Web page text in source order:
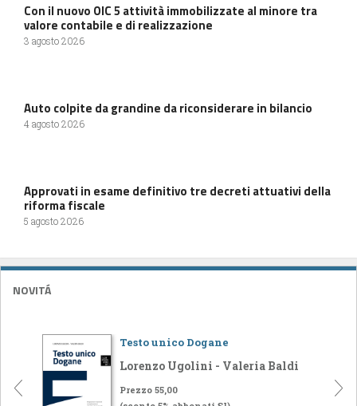
Con il nuovo OIC 5 attività immobilizzate al minore tra
valore contabile e di realizzazione
3 agosto 2026
Auto colpite da grandine da riconsiderare in bilancio
4 agosto 2026
Approvati in esame definitivo tre decreti attuativi della
riforma fiscale
5 agosto 2026
NOVITÁ
Testo unico Dogane
Lorenzo Ugolini - Valeria Baldi
Prezzo 55,00